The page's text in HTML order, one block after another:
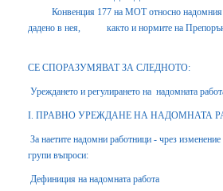
Конвенция 177 на МОТ относно надомния
дадено в нея, както и нормите на
СЕ СПОРАЗУМЯВАТ ЗА СЛЕДНОТО:
Уреждането и регулирането на надомната
І. ПРАВНО УРЕЖДАНЕ НА НАДОМНАТА
За наетите надомни работници - чрез
групи въпроси:
Дефиниция на надомната работа